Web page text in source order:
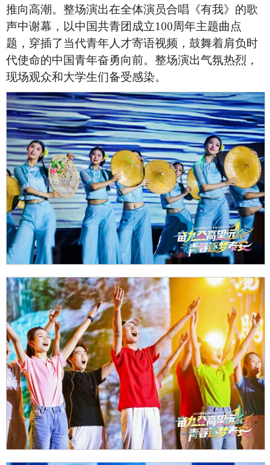
推向高潮。整场演出在全体演员合唱《有我》的歌
声中谢幕，以中国共青团成立100周年主题曲点
题，穿插了当代青年人才寄语视频，鼓舞着肩负时
代使命的中国青年奋勇向前。整场演出气氛热烈，
现场观众和大学生们备受感染。